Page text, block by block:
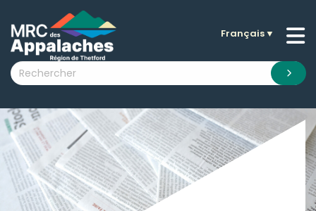
submenu (La MRC )
submenu (Citoyens )
submenu (Visiteurs )
submenu (Nouvelles )
submenu (Documentation )
Français▼